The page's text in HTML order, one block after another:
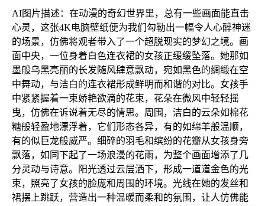
AI图片描述：在动漫的奇幻世界里，总有一些画面能直击
心灵，这张4K电脑壁纸便为我们勾勒出一幅令人心醉神迷
的场景，仿佛将观者带入了一个超脱现实的梦幻之境。画
面中央，一位身着白色连衣裙的女孩正缓缓坠落。她那如
墨般乌黑亮丽的长发随风肆意飘动，宛如黑色的绸缎在空
中舞动，与洁白的连衣裙形成鲜明而和谐的对比。女孩手
中紧紧握着一束娇艳欲滴的花束，花朵在微风中轻轻摇
曳，仿佛在诉说着无尽的情思。周围，洁白的云朵如棉花
糖般轻盈地漂浮着，它们形态各异，有的如绵羊般温顺，
有的似巨龙般威严。细碎的羽毛和缤纷的花瓣从女孩身旁
飘落，如同下起了一场浪漫的花雨，为整个画面增添了几
分灵动与诗意。阳光透过云层洒下，形成一道道金色的光
束，照亮了女孩的脸庞和周围的环境。光线在她的发丝和
裙摆上跳跃，营造出一种温暖而柔和的氛围，让人仿佛能